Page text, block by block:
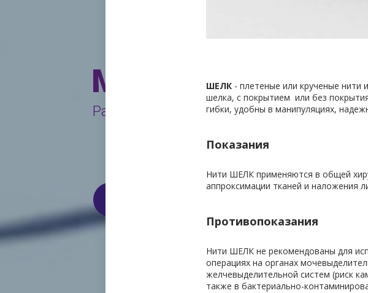
Медицинские
Работаем только с юридическими
ШЕЛК - плетеные или крученые нити
шелка, с покрытием  или без
гибки, удобны в манипуляциях,
Показания
Нити ШЕЛК применяются в общей
аппроксимации тканей и наложения
Противопоказания
Нити ШЕЛК не рекомендованы для
операциях на органах
желчевыделительной систем (риск
также в бактериально-